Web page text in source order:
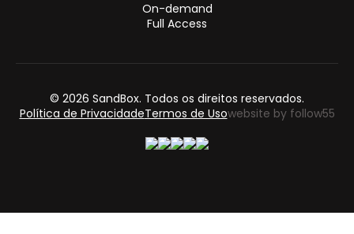
On-demand
Full Access
© 2026 SandBox. Todos os direitos reservados.
Política de PrivacidadeTermos de Usowebsite by follow55